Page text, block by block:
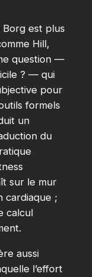
est plus
Hill,
question —
? — qui
pour
formels
un
du
sur le mur
cardiaque ;
calcul
aussi
l’effort